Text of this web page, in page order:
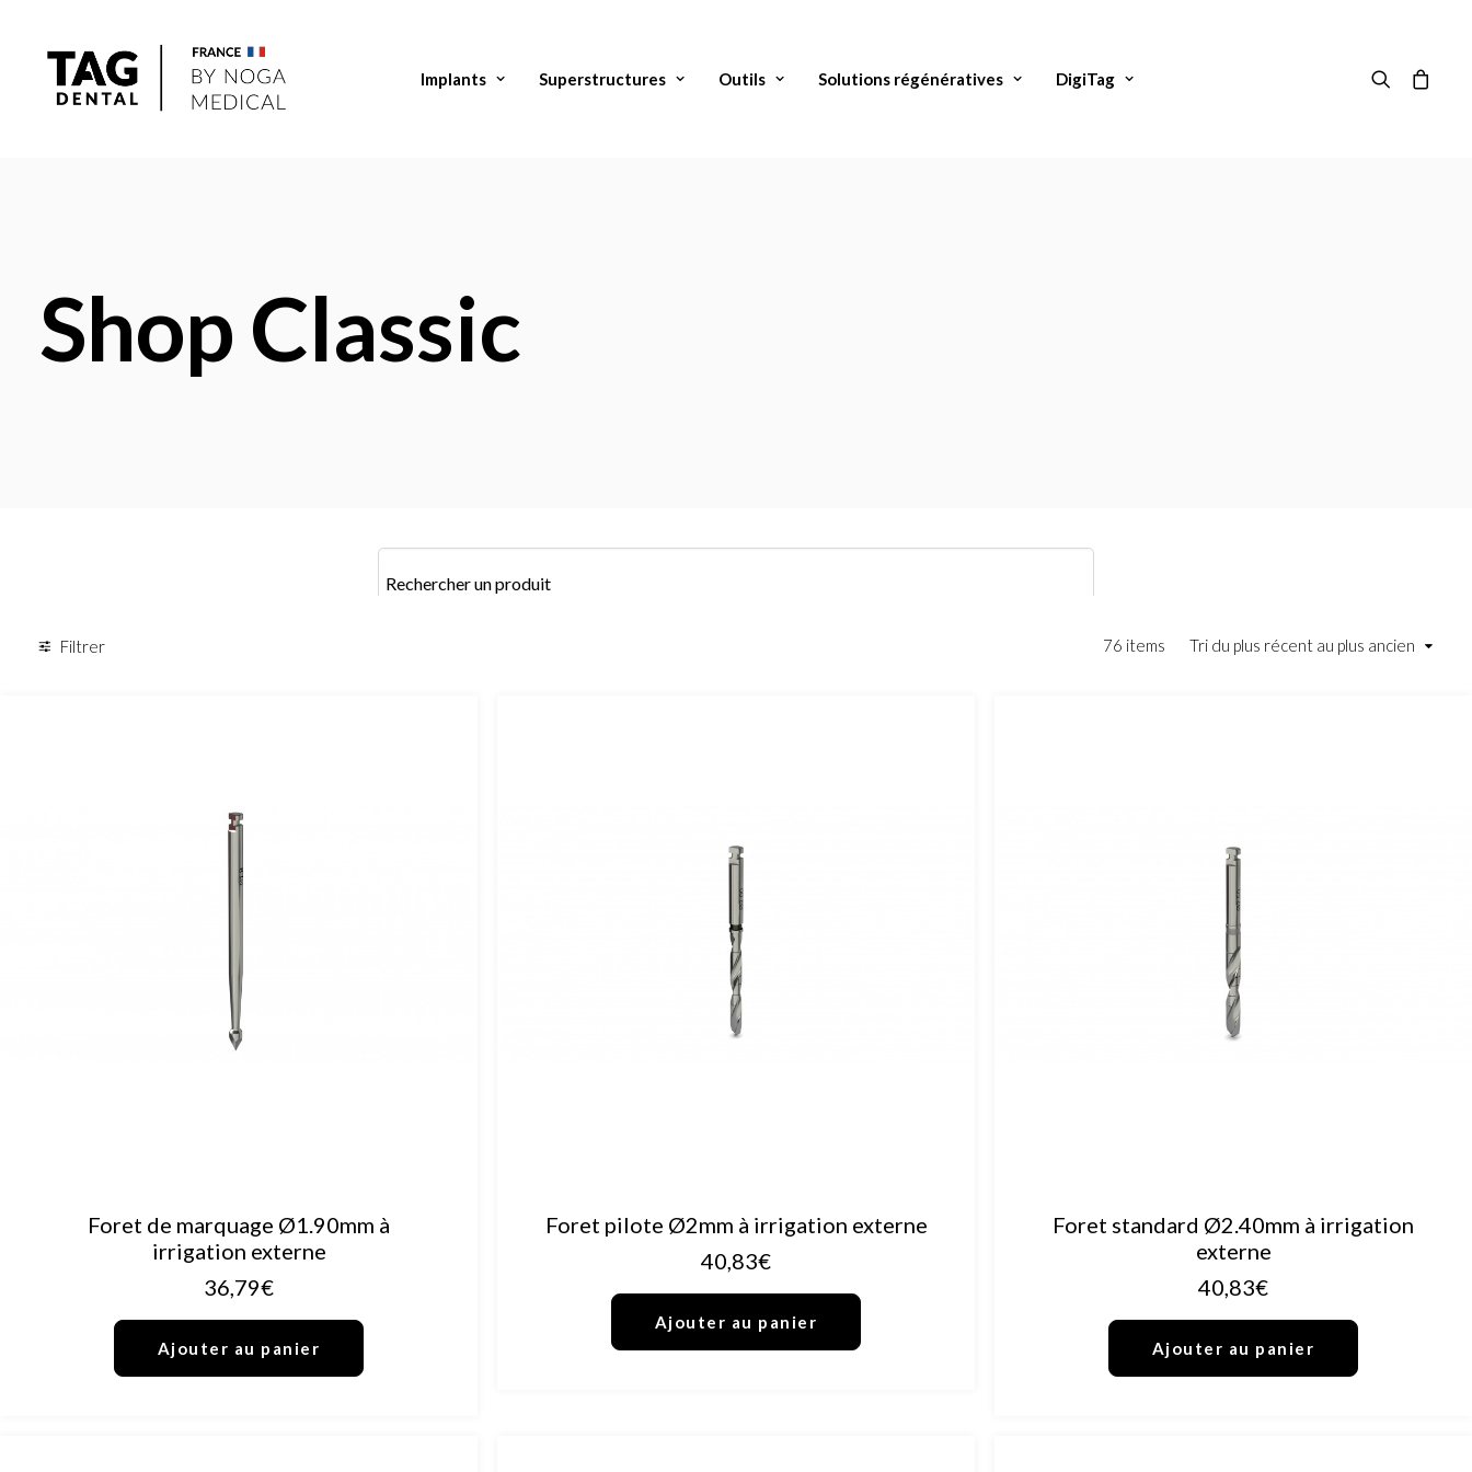
Implants Superstructures Outils Solutions régénératives DigiTag
Shop Classic
Filtrer Tri du plus récent au plus ancien
76 items
AJOUTER AU PANIER
Foret de marquage Ø1.90mm à
irrigation externe
36,79€
Ajouter au panier
AJOUTER AU PANIER
Foret pilote Ø2mm à irrigation externe
40,83€
Ajouter au panier
AJOUTER AU PANIER
Foret standard Ø2.40mm à irrigation
externe
40,83€
Ajouter au panier